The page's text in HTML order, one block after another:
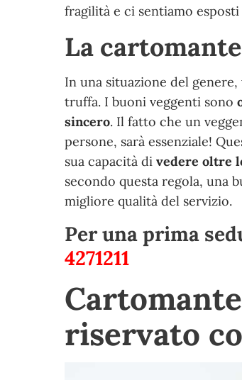
fragilità e ci sentiamo
La
In una situazione del
truffa. I buoni veggenti sono
sincero. Il fatto che un
persone, sarà essenziale!
sua capacità divedere oltre
secondo questa regola, una
migliore qualità del servizio.
Per una prima
4271211
riservato